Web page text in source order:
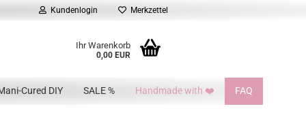
Kundenlogin Merkzettel
Ihr Warenkorb
0,00 EUR
Cured DIY SALE % Handmade with ❤️ FAQ